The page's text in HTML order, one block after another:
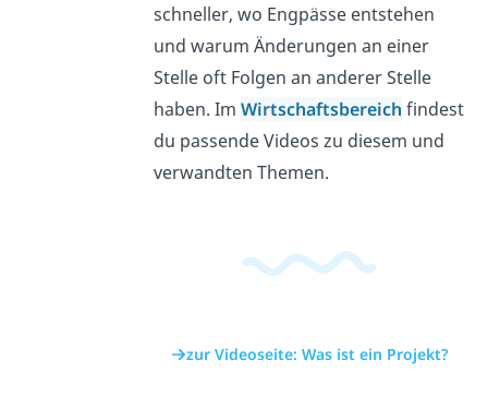
schneller, wo Engpässe entstehen
und warum Änderungen an einer
Stelle oft Folgen an anderer Stelle
haben. Im Wirtschaftsbereich findest
du passende Videos zu diesem und
verwandten Themen.
zur Videoseite: Was ist ein Projekt?